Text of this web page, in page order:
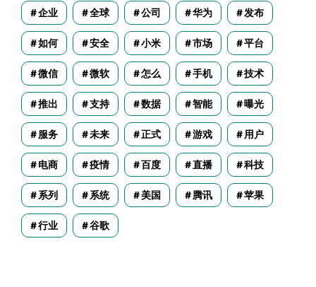
企业 全球 公司 华为 发布
如何 安全 小米 市场 平台
微信 微软 怎么 手机 技术
推出 支持 数据 智能 曝光
服务 未来 正式 游戏 用户
电商 疫情 百度 直播 科技
系列 系统 美国 腾讯 苹果
行业 谷歌